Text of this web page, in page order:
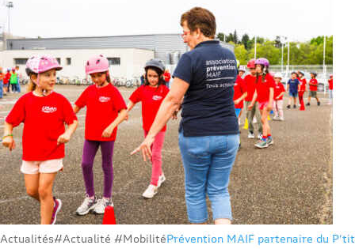
Actualités#Actualité #MobilitéPrévention MAIF partenaire du P’tit